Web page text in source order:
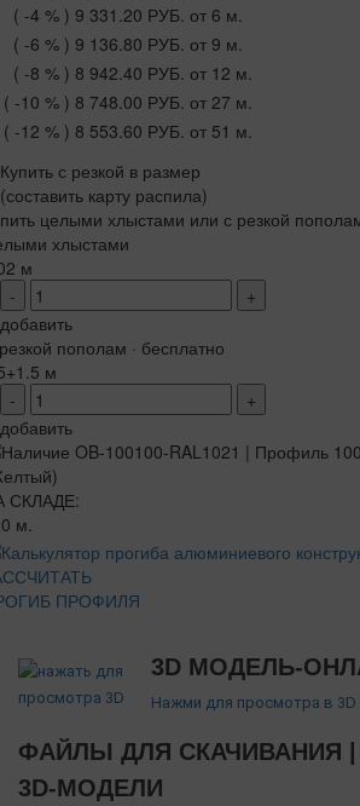
( -4 % ) 9 331.20 РУБ. от 6 м.
( -6 % ) 9 136.80 РУБ. от 9 м.
( -8 % ) 8 942.40 РУБ. от 12 м.
( -10 % ) 8 748.00 РУБ. от 27 м.
( -12 % ) 8 553.60 РУБ. от 51 м.
Купить с резкой в размер
(составить карту распила)
целыми хлыстами или с резкой
хлыстами
м
-
+
добавить
пополам · бесплатно
м
-
+
добавить
СКЛАДЕ:
м.
ПРОФИЛЯ
3D МОДЕЛЬ-
Нажми для просмотра в
ФАЙЛЫ ДЛЯ СКАЧИВАНИЯ |
3D-МОДЕЛИ